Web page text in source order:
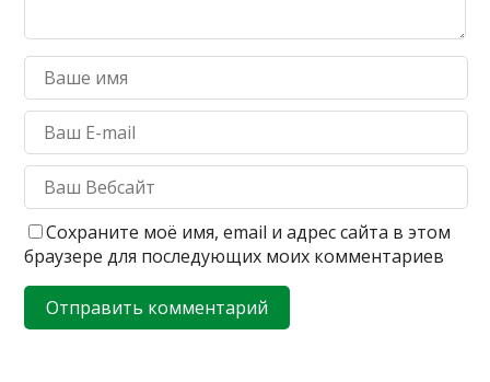
Сохраните моё имя, email и адрес сайта в этом
браузере для последующих моих комментариев